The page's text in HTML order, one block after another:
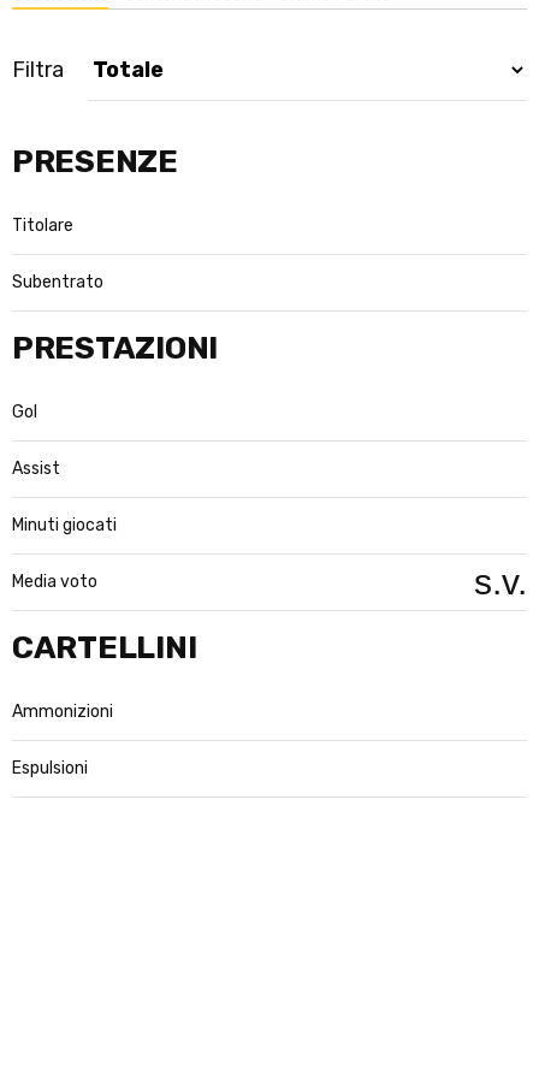
Filtra
PRESENZE
Titolare
Subentrato
CARTELLINI
Ammonizioni
Espulsioni
PRESTAZIONI
Gol
Assist
Minuti giocati
Media voto s.v.